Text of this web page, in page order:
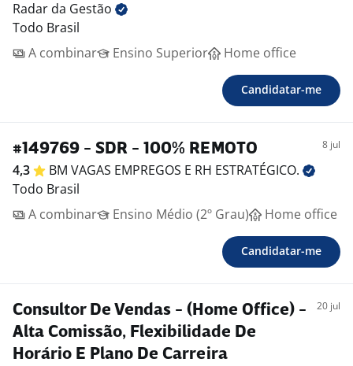
Radar da Gestão
Todo Brasil
A combinar
Ensino Superior Home office
Candidatar-me
#149769 - SDR - 100% REMOTO 8 jul
4,3 BM VAGAS EMPREGOS E RH ESTRATÉGICO.
Todo Brasil
A combinar
Ensino Médio (2º Grau) Home office
Candidatar-me
Consultor De Vendas - (Home Office) -
Alta Comissão, Flexibilidade De
Horário E Plano De Carreira
20 jul